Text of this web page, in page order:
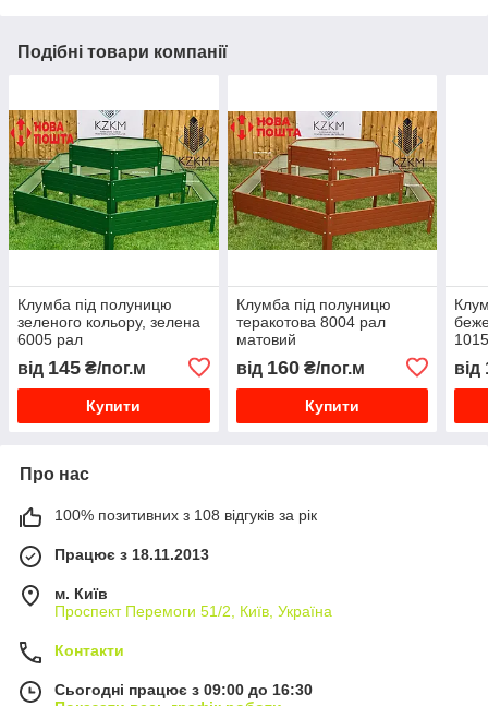
Подібні товари компанії
Клумба під полуницю
зеленого кольору, зелена
6005 рал
від 145 ₴/пог.м
Купити
Клумба під полуницю
теракотова 8004 рал
матовий
від 160₴/пог.м
Купити
від
Про нас
100% позитивних з 108 відгуків за рік
Працює з 18.11.2013
м. Київ
Проспект Перемоги 51/2, Київ, Україна
Контакти
Сьогодні працює з 09:00 до 16:30